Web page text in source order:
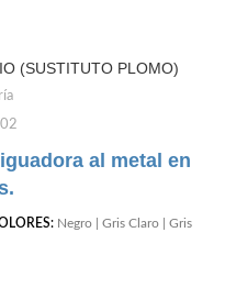
(SUSTITUTO PLOMO)
al metal en
Negro | Gris Claro | Gris